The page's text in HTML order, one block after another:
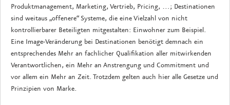
Produktmanagement, Marketing, Vertrieb, Pricing, …; Destinationen
sind weitaus „offenere“ Systeme, die eine Vielzahl von nicht
kontrollierbarer Beteiligten mitgestalten: Einwohner zum Beispiel.
Eine Image-Veränderung bei Destinationen benötigt demnach ein
entsprechendes Mehr an fachlicher Qualifikation aller mitwirkenden
Verantwortlichen, ein Mehr an Anstrengung und Commitment und
vor allem ein Mehr an Zeit. Trotzdem gelten auch hier alle Gesetze und
Prinzipien von Marke.